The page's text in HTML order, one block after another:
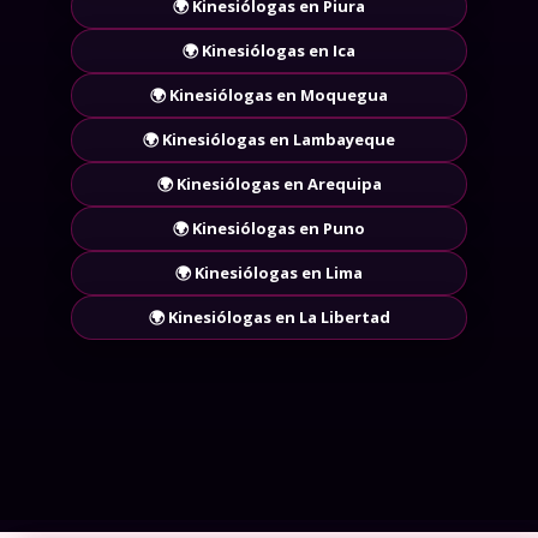
🌍 Kinesiólogas en Tacna
🌍 Kinesiólogas en Piura
🌍 Kinesiólogas en Ica
🌍 Kinesiólogas en Moquegua
🌍 Kinesiólogas en Lambayeque
🌍 Kinesiólogas en Arequipa
🌍 Kinesiólogas en Puno
🌍 Kinesiólogas en Lima